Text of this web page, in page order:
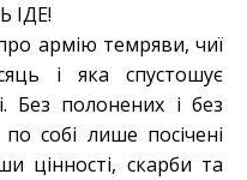
ІДЕ!
армію темряви, чиї
і яка спустошує
Без полонених і без
собі лише посічені
цінності, скарби та